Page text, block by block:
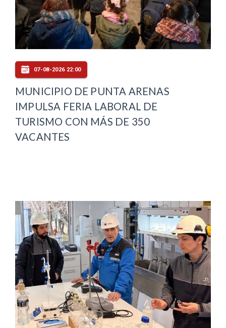
07-08-2026 22:00
MUNICIPIO DE PUNTA ARENAS
IMPULSA FERIA LABORAL DE
TURISMO CON MÁS DE 350
VACANTES